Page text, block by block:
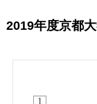
2019年度京都